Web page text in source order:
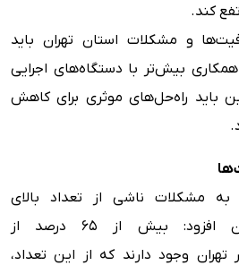
کند.
و مشکلات استان تهران باید
بیش‌تر با دستگاه‌های اجرایی
راه‌حل‌های موثری برای کاهش
به مشکلات ناشی از تعداد بالای
موتوسیکلت‌ها در تهران افزود: بیش از ۶۵ درصد از
وجود دارند که از این تعداد،